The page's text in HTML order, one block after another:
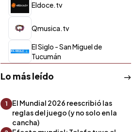
Eldoce.tv
Qmusica.tv
El Siglo - San Miguel de
Tucumán
Lo más leído
1
El Mundial 2026 reescribió las
reglas del juego (y no solo en la
cancha)